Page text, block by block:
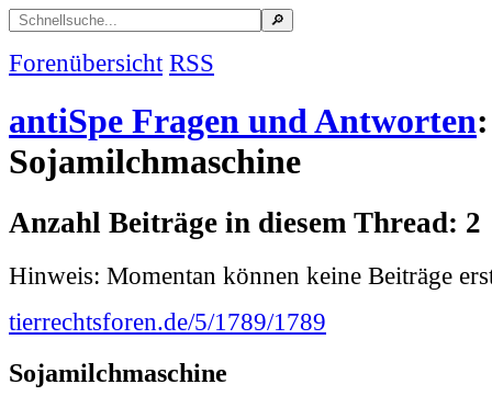
Forenübersicht RSS
antiSpe Fragen und Antworten:
Sojamilchmaschine
Anzahl Beiträge in diesem Thread: 2
Hinweis: Momentan können keine Beiträge
tierrechtsforen.de/5/1789/1789
Sojamilchmaschine